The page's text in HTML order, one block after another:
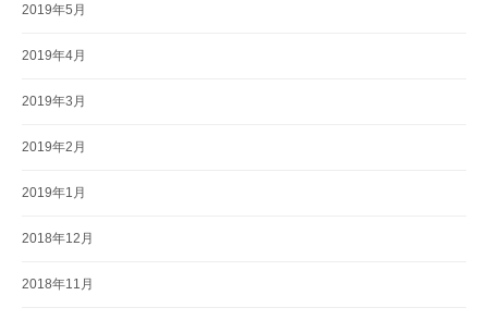
2019年5月
2019年4月
2019年3月
2019年2月
2019年1月
2018年12月
2018年11月